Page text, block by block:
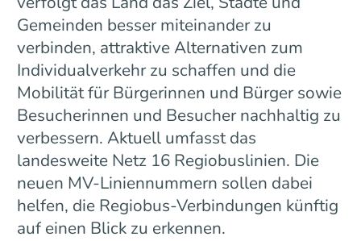
Gemeinden besser miteinander zu
verbinden, attraktive Alternativen zum
Individualverkehr zu schaffen und die
Mobilität für Bürgerinnen und Bürger sowie
Besucherinnen und Besucher nachhaltig zu
verbessern. Aktuell umfasst das
landesweite Netz 16 Regiobuslinien. Die
neuen MV-Liniennummern sollen dabei
helfen, die Regiobus-Verbindungen künftig
auf einen Blick zu erkennen.